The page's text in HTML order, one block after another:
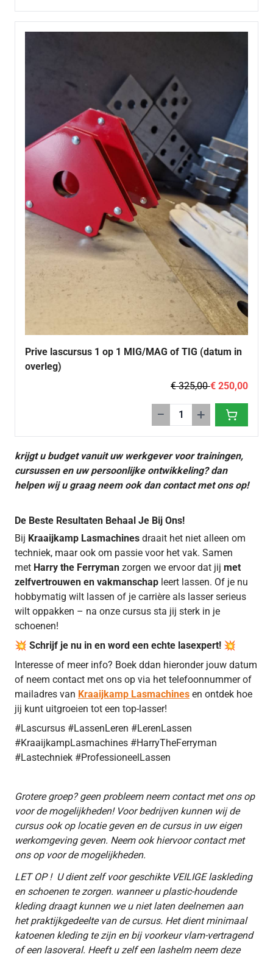
Prive lascursus 1 op 1 MIG/MAG of TIG (datum in
overleg)
€ 325,00€ 250,00
− +
krijgt u budget vanuit uw werkgever voor trainingen,
cursussen en uw persoonlijke ontwikkeling? dan
helpen wij u graag neem ook dan contact met ons op!
De Beste Resultaten Behaal Je Bij Ons!
Bij Kraaijkamp Lasmachines draait het niet alleen om
techniek, maar ook om passie voor het vak. Samen
met Harry the Ferryman zorgen we ervoor dat jij met
zelfvertrouwen en vakmanschap leert lassen. Of je nu
hobbymatig wilt lassen of je carrière als lasser serieus
wilt oppakken – na onze cursus sta jij sterk in je
schoenen!
💥 Schrijf je nu in en word een echte lasexpert! 💥
Interesse of meer info? Boek ddan hieronder jouw datum
of neem contact met ons op via het telefoonnummer of
mailadres van Kraaijkamp Lasmachines en ontdek hoe
jij kunt uitgroeien tot een top-lasser!
#Lascursus #LassenLeren #LerenLassen
#KraaijkampLasmachines #HarryTheFerryman
#Lastechniek #ProfessioneelLassen
Grotere groep? geen probleem neem contact met ons op
voor de mogelijkheden! Voor bedrijven kunnen wij de
cursus ook op locatie geven en de cursus in uw eigen
werkomgeving geven. Neem ook hiervoor contact met
ons op voor de mogelijkheden.
LET OP ! U dient zelf voor geschikte VEILIGE laskleding
en schoenen te zorgen. wanneer u plastic-houdende
kleding draagt kunnen we u niet laten deelnemen aan
het praktijkgedeelte van de cursus. Het dient minimaal
katoenen kleding te zijn en bij voorkeur vlam-vertragend
of een lasoveral. Heeft u zelf een lashelm neem deze